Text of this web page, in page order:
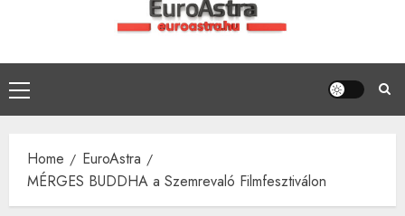
Primary
Menu
Home
EuroAstra
MÉRGES BUDDHA a Szemrevaló Filmfesztiválon